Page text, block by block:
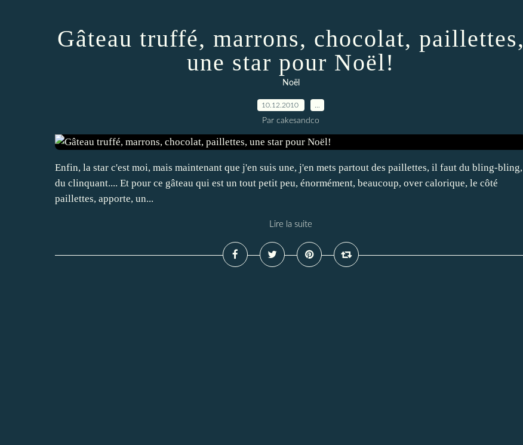
Gâteau truffé, marrons, chocolat, paillettes,
une star pour Noël!
Noël
10.12.2010
Par cakesandco
Enfin, la star c'est moi, mais maintenant que j'en suis une, j'en mets partout des paillettes, il faut du bling-bling,
du clinquant.... Et pour ce gâteau qui est un tout petit peu, énormément, beaucoup, over calorique, le côté
paillettes, apporte, un...
Lire la suite